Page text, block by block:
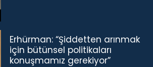
Erhürman: “Şiddetten arınmak
için bütünsel politikaları
konuşmamız gerekiyor”